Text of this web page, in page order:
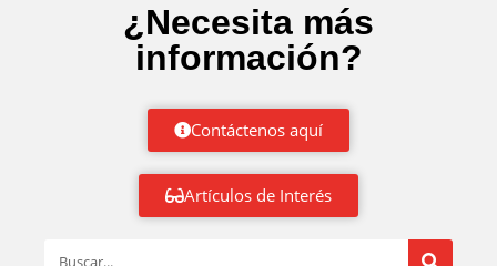
¿Necesita más
información?
Contáctenos aquí
Artículos de Interés